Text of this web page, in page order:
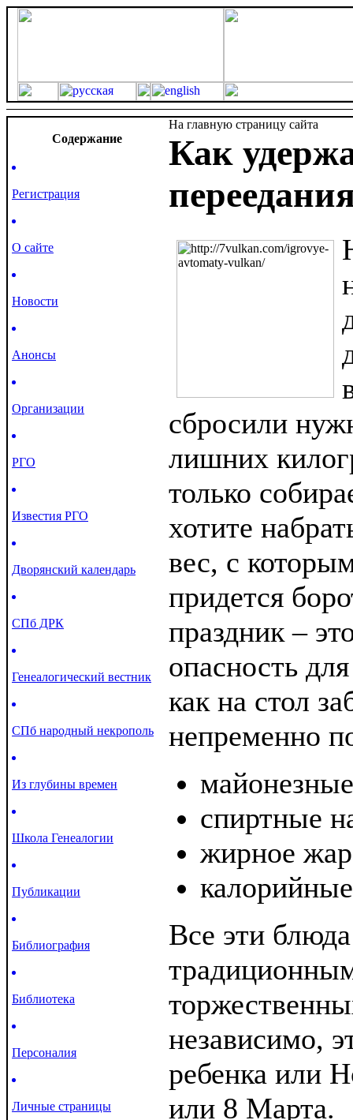
Cодержание
Регистрация
О сайте
Новости
Анонсы
Организации
РГО
Известия РГО
Дворянский календарь
СПб ДРК
Генеалогический вестник
СПб народный некрополь
Из глубины времен
Школа Генеалогии
Публикации
Библиография
Библиотека
Персоналия
Личные страницы
На главную страницу сайта
Как
сбросили
лишних
только
хотите
вес, с
придется
праздник –
опасность
как на стол
непременно
спиртные
жирное
Все эти
независимо,
ребенка или
или 8 Марта.